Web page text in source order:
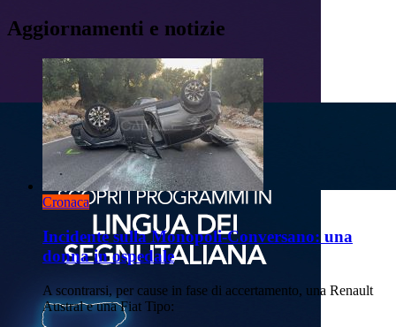
Aggiornamenti e notizie
Cronaca
Incidente sulla Monopoli-Conversano: una
donna in ospedale
A scontrarsi, per cause in fase di accertamento, una Renault
Austral e una Fiat Tipo: